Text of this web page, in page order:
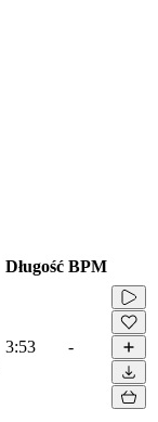
Długość BPM
3:53 -